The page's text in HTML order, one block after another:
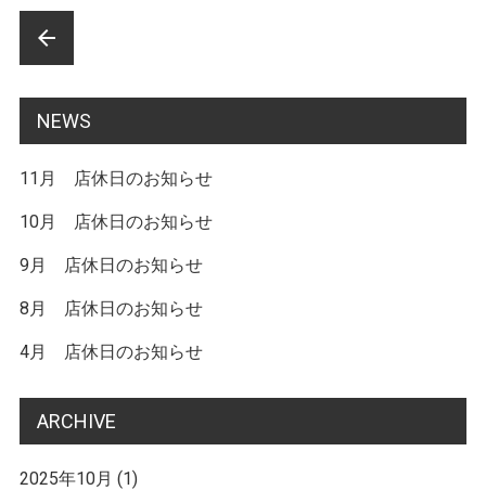
前
後
の
記
事
へ
の
リ
ン
arrow_back
NEWS
11月 店休日のお知らせ
10月 店休日のお知らせ
9月 店休日のお知らせ
8月 店休日のお知らせ
4月 店休日のお知らせ
ARCHIVE
2025年10月 (1)